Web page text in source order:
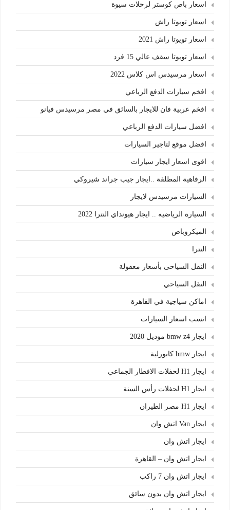
اسعار باص كوستر لرحلات سيوة
اسعار تويوتا راش
اسعار تويوتا راش 2021
اسعار تويوتا سقف عالي 15 فرد
اسعار مرسيدس اس كلاس 2022
افخم سيارات الدفع الرباعي
افخم عربية فان للايجار بالسائق في مصر مرسيدس فيانو
افضل سيارات الدفع الرباعي
افضل موقع لتاجير السيارات
اقوى اسعار ايجار سيارات
الرفاهية المطلقة ..ايجار جيب جراند شيروكي
السيارات مرسيدس لايجار
السيارة الرياضيه .. ايجار هيونداي النترا 2022
الميكروباص
النترا
النقل السياحى بأسعار معقولة
النقل السياحي
اماكن سياجية في القاهرة
انسب اسعار السيارات
ايجار bmw z4 موديل 2020
ايجار bmw كابورلية
ايجار H1 لحفلات الافطار الجماعي
ايجار H1 لحفلات رأس السنة
ايجار H1 مصر الطيران
ايجار Van اتش وان
ايجار اتش وان
ايجار اتش وان – القاهرة
ايجار اتش وان 7 راكب
ايجار اتش وان بدون سائق